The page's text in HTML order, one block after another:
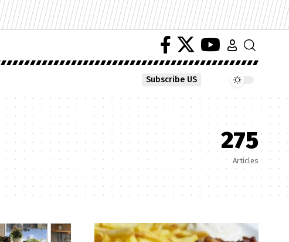
Subscribe US
275
Articles